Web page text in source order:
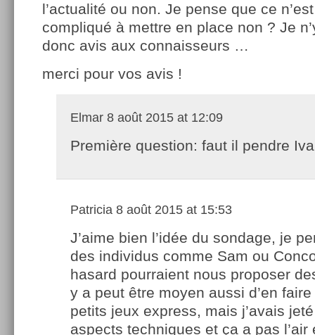
l’actualité ou non. Je pense que ce
compliqué à mettre en place non ? Je
donc avis aux connaisseurs …
merci pour vos avis !
Elmar 8 août 2015 at 12:09
Première question: faut il pendre
Patricia 8 août 2015 at 15:53
J’aime bien l’idée du sondage, je
des individus comme Sam ou
hasard pourraient nous proposer
y a peut être moyen aussi d’en
petits jeux express, mais j’avais
aspects techniques et ça a pas